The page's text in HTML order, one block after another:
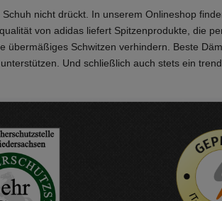
nicht drückt. In unserem Onlineshop
von adidas liefert Spitzenprodukte, die
Schwitzen verhindern. Beste
Und schließlich auch stets ein